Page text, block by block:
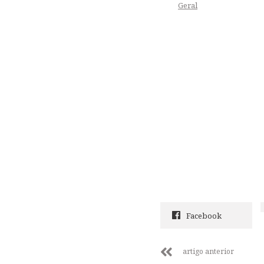
Geral
Facebook
artigo anterior